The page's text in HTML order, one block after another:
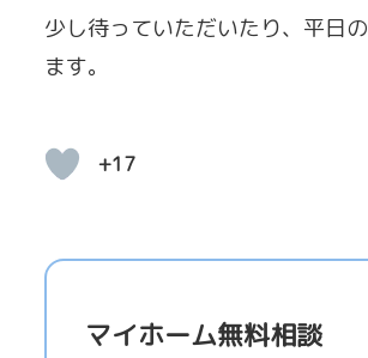
少し待っていただいたり、平日
ます。
+17
マイホーム無料相談